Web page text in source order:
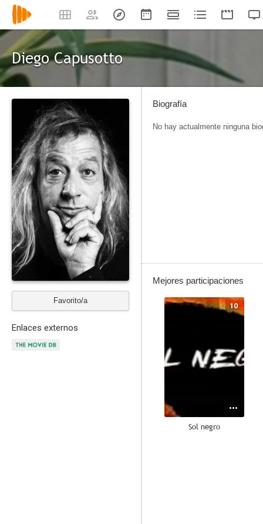
Diego Capusotto
Favorito/a
Enlaces externos
Biografía
No hay actualmente ninguna
Mejores participaciones
10
Sol negro